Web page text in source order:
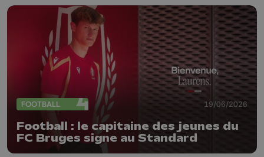
FOOTBALL 19/06/2026
Football : le capitaine des jeunes du
FC Bruges signe au Standard